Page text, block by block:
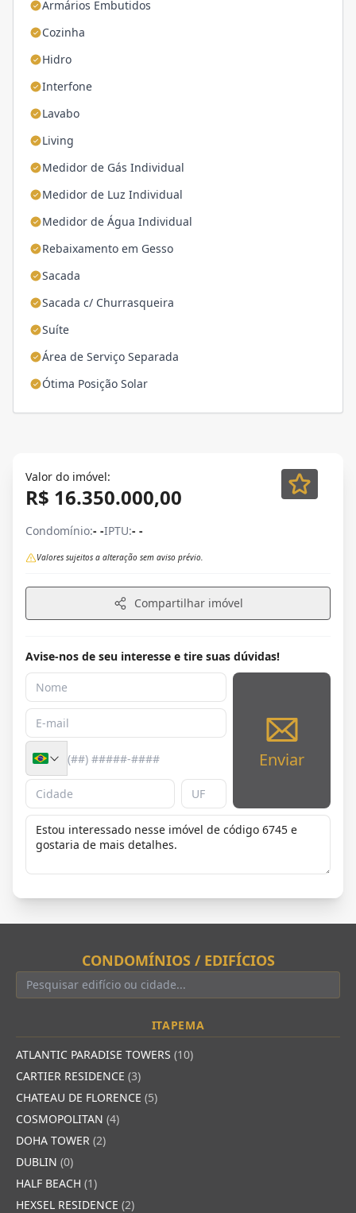
Armários Embutidos
Cozinha
Hidro
Interfone
Lavabo
Living
Medidor de Gás Individual
Medidor de Luz Individual
Medidor de Água Individual
Rebaixamento em Gesso
Sacada
Sacada c/ Churrasqueira
Suíte
Área de Serviço Separada
Ótima Posição Solar
Valor do imóvel:
R$ 16.350.000,00
Condomínio:- -IPTU:- -
Valores sujeitos a alteração sem aviso prévio.
Compartilhar imóvel
Avise-nos de seu interesse e tire suas dúvidas!
Enviar
CONDOMÍNIOS / EDIFÍCIOS
ITAPEMA
ATLANTIC PARADISE TOWERS (10)
CARTIER RESIDENCE (3)
CHATEAU DE FLORENCE (5)
COSMOPOLITAN (4)
DOHA TOWER (2)
DUBLIN (0)
HALF BEACH (1)
HEXSEL RESIDENCE (2)